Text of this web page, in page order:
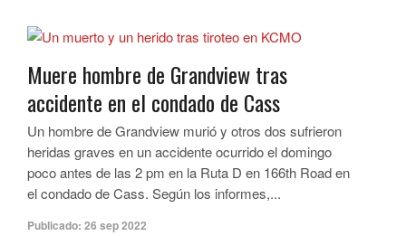
Muere hombre de Grandview tras
accidente en el condado de Cass
Un hombre de Grandview murió y otros dos sufrieron
heridas graves en un accidente ocurrido el domingo
poco antes de las 2 pm en la Ruta D en 166th Road en
el condado de Cass. Según los informes,...
Publicado: 26 sep 2022